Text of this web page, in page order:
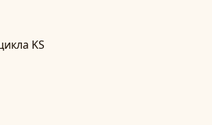
KS